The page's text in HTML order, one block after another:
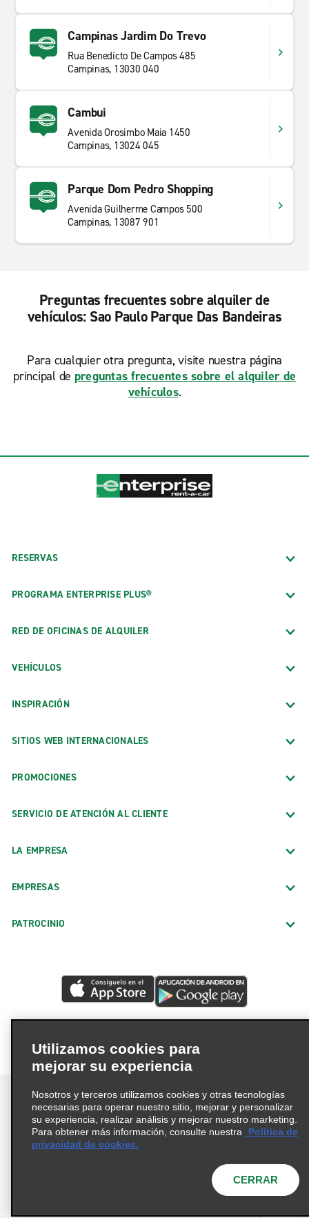
Campinas Jardim Do Trevo
Rua Benedicto De Campos 485
Campinas, 13030 040
Cambui
Avenida Orosimbo Maia 1450
Campinas, 13024 045
Parque Dom Pedro Shopping
Avenida Guilherme Campos 500
Campinas, 13087 901
Preguntas frecuentes sobre alquiler de
vehículos: Sao Paulo Parque Das Bandeiras
Para cualquier otra pregunta, visite nuestra página
principal de preguntas frecuentes sobre el alquiler de
vehículos.
RESERVAS
PROGRAMA ENTERPRISE PLUS®
RED DE OFICINAS DE ALQUILER
VEHÍCULOS
INSPIRACIÓN
SITIOS WEB INTERNACIONALES
PROMOCIONES
SERVICIO DE ATENCIÓN AL CLIENTE
LA EMPRESA
EMPRESAS
PATROCINIO
Términos de uso
Política de privacidad
© 2026 Enterprise Holdings, Inc. Todos los derechos
Utilizamos cookies para
mejorar su experiencia
Nosotros y terceros utilizamos cookies y otras tecnologías
necesarias para operar nuestro sitio, mejorar y personalizar
su experiencia, realizar análisis y mejorar nuestro marketing.
Para obtener más información, consulte nuestra
Política de
privacidad de cookies.
CERRAR